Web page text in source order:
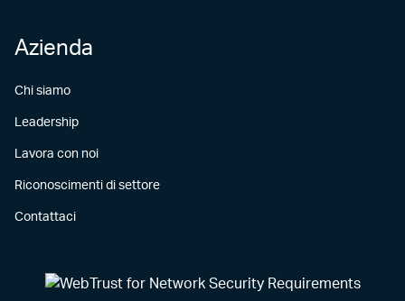
Azienda
Chi siamo
Leadership
Lavora con noi
Riconoscimenti di settore
Contattaci